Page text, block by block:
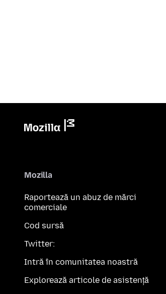
Mozilla
Raportează un abuz de mărci
comerciale
Cod sursă
Twitter:
Intră în comunitatea noastră
Explorează articole de asistență